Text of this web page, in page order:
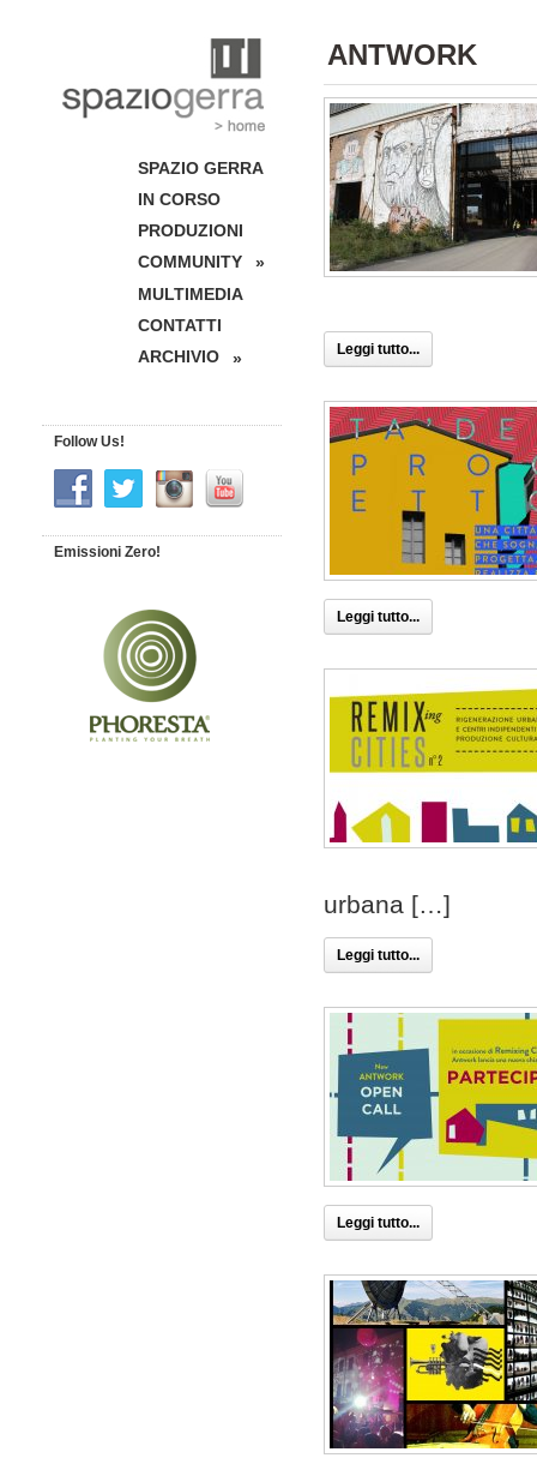
ANTWORK
Leggi tutto...
Leggi tutto...
urbana […]
Leggi tutto...
Leggi tutto...
SPAZIO GERRA
IN CORSO
PRODUZIONI
COMMUNITY
»
MULTIMEDIA
CONTATTI
ARCHIVIO
»
Follow Us!
Emissioni Zero!